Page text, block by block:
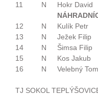
11
N
Hokr David
12
N
Kulík Petr
13
N
Ježek Filip
14
N
Šimsa Filip
15
N
Kos Jakub
16
N Velebný
TJ SOKOL